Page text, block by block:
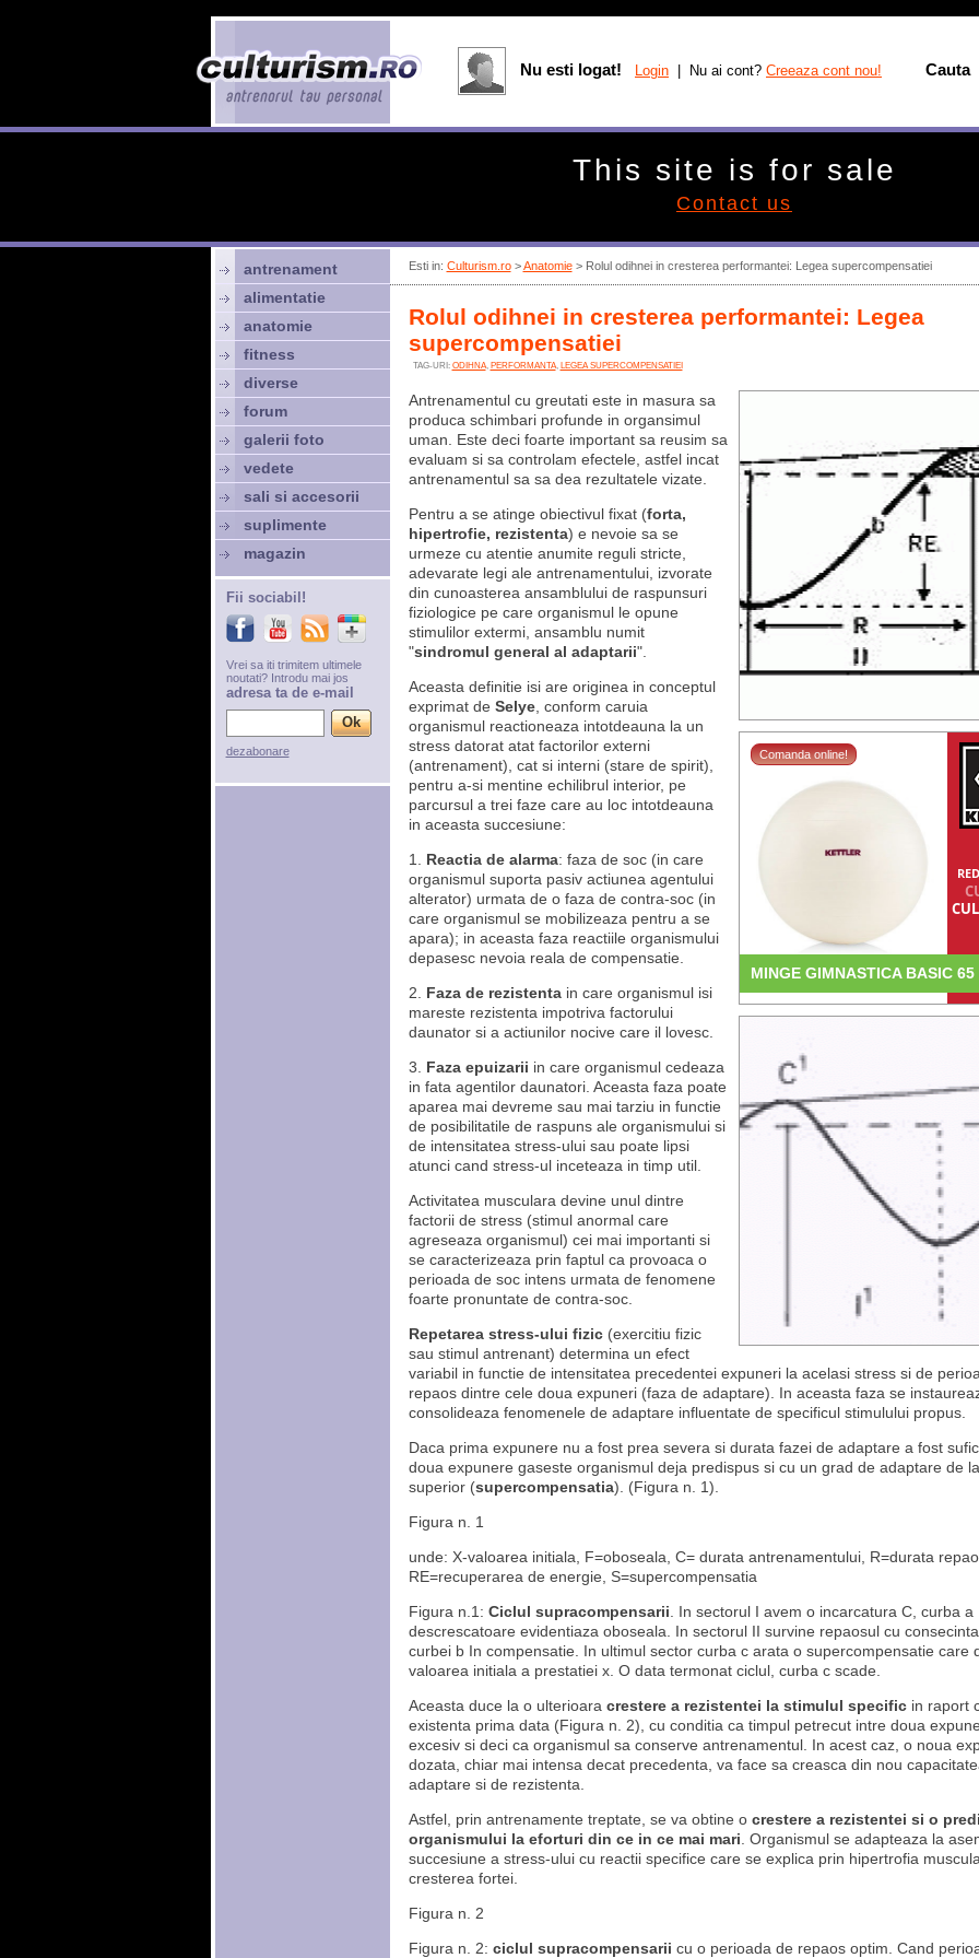
Esti in: Culturism.ro>Anatomie> Rolul odihnei in cresterea performantei: Legea supercompensatiei
Rolul odihnei in cresterea performantei: Legea
supercompensatiei
TAG-URI: ODIHNA, PERFORMANTA, LEGEA SUPERCOMPENSATIEI
Comanda online!
MINGE GIMNASTICA BASIC
Antrenamentul cu greutati este in masura sa
produca schimbari profunde in organsimul
uman. Este deci foarte important sa reusim sa
evaluam si sa controlam efectele, astfel incat
antrenamentul sa sa dea rezultatele vizate.
Pentru a se atinge obiectivul fixat (forta,
hipertrofie, rezistenta) e nevoie sa se
urmeze cu atentie anumite reguli stricte,
adevarate legi ale antrenamentului, izvorate
din cunoasterea ansamblului de raspunsuri
fiziologice pe care organismul le opune
stimulilor extermi, ansamblu numit
"sindromul general al adaptarii".
Aceasta definitie isi are originea in conceptul
exprimat de Selye, conform caruia
organismul reactioneaza intotdeauna la un
stress datorat atat factorilor externi
(antrenament), cat si interni (stare de spirit),
pentru a-si mentine echilibrul interior, pe
parcursul a trei faze care au loc intotdeauna
in aceasta succesiune:
1. Reactia de alarma: faza de soc (in care
organismul suporta pasiv actiunea agentului
alterator) urmata de o faza de contra-soc (in
care organismul se mobilizeaza pentru a se
apara); in aceasta faza reactiile organismului
depasesc nevoia reala de compensatie.
2. Faza de rezistentain care organismul isi
mareste rezistenta impotriva factorului
daunator si a actiunilor nocive care il lovesc.
3. Faza epuizarii in care organismul cedeaza
in fata agentilor daunatori. Aceasta faza poate
aparea mai devreme sau mai tarziu in functie
de posibilitatile de raspuns ale organismului si
de intensitatea stress-ului sau poate lipsi
atunci cand stress-ul inceteaza in timp util.
Activitatea musculara devine unul dintre
factorii de stress (stimul anormal care
agreseaza organismul) cei mai importanti si
se caracterizeaza prin faptul ca provoaca o
perioada de soc intens urmata de fenomene
foarte pronuntate de contra-soc.
Repetarea stress-ului fizic(exercitiu fizic
sau stimul antrenant) determina un efect
variabil in functie de intensitatea precedentei expuneri la acelasi stress si de
repaos dintre cele doua expuneri (faza de adaptare). In aceasta faza se
consolideaza fenomenele de adaptare influentate de specificul stimulului propus.
Daca prima expunere nu a fost prea severa si durata fazei de adaptare a fost
doua expunere gaseste organismul deja predispus si cu un grad de adaptare de
superior (supercompensatia). (Figura n. 1).
Figura n. 1
unde: X-valoarea initiala, F=oboseala, C= durata antrenamentului, R=durata
RE=recuperarea de energie, S=supercompensatia
Figura n.1: Ciclul supracompensarii . In sectorul I avem o incarcatura C, curba a
descrescatoare evidentiaza oboseala. In sectorul II survine repaosul cu
curbei b In compensatie. In ultimul sector curba c arata o supercompensatie care
valoarea initiala a prestatiei x. O data termonat ciclul, curba c scade.
Aceasta duce la o ulterioara crestere a rezistentei la stimulul specificin raport
existenta prima data (Figura n. 2), cu conditia ca timpul petrecut intre doua
excesiv si deci ca organismul sa conserve antrenamentul. In acest caz, o noua
dozata, chiar mai intensa decat precedenta, va face sa creasca din nou
adaptare si de rezistenta.
Astfel, prin antrenamente treptate, se va obtine o crestere a rezistentei si o
organismului la eforturi din ce in ce mai mari . Organismul se adapteaza la
succesiune a stress-ului cu reactii specifice care se explica prin hipertrofia
cresterea fortei.
Figura n. 2
Figura n. 2: ciclul supracompensarii cu o perioada de repaos optim. Cand
antrenament
alimentatie
anatomie
fitness
diverse
forum
galerii foto
vedete
sali si accesorii
suplimente
magazin
Fii sociabil!
Vrei sa iti trimitem ultimele
noutati? Introdu mai jos
adresa ta de e-mail
dezabonare
Nu esti logat! Login | Nu ai cont? Creeaza cont nou! Cauta
This site is for sale
Contact us